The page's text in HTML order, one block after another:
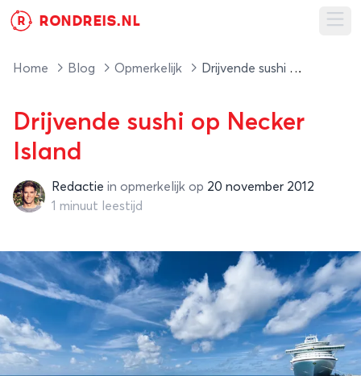
R RONDREIS.NL
Home Blog Opmerkelijk Drijvende sushi op Necker Island
Drijvende sushi op Necker
Island
RedactieRedactie in opmerkelijk op 20 november 2012
1 minuut leestijd